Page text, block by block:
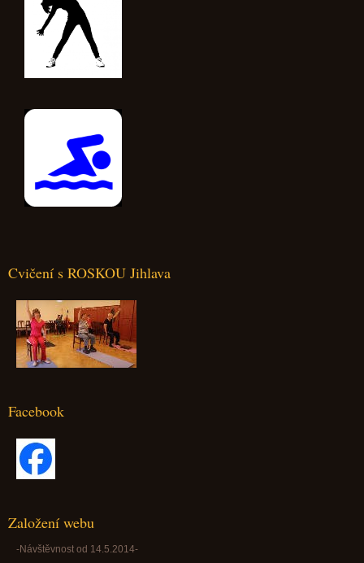
Cvičení s ROSKOU Jihlava
Facebook
Založení webu
-Návštěvnost od 14.5.2014-